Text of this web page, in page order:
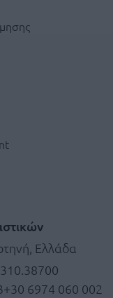
Ελλάδα
+30 6974 060 002